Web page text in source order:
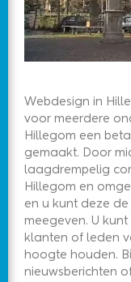
Webdesign in
voor meerdere
Hillegom een
gemaakt. Door
laagdrempelig
Hillegom en
en u kunt deze
meegeven. U
klanten of leden
hoogte houden.
nieuwsberichten